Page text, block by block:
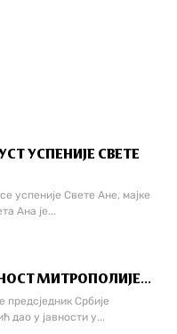
УСПЕНИЈЕ СВЕТЕ
успеније Свете Ане, мајке
Ана је...
МИТРОПОЛИЈЕ...
предсједник Србије
дао у јавности у...